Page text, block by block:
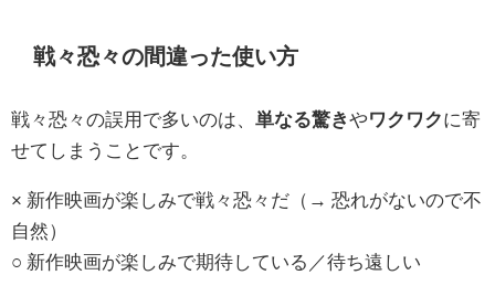
戦々恐々の間違った使い方
戦々恐々の誤用で多いのは、 単なる驚きやワクワクに寄
せてしまうことです。
× 新作映画が楽しみで戦々恐々だ（→ 恐れがないので不
自然）
○ 新作映画が楽しみで期待している／待ち遠しい